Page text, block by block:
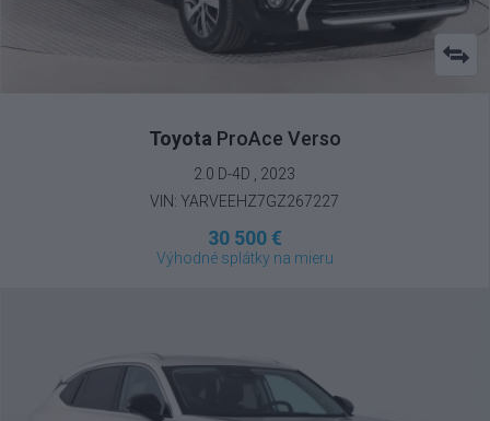
Toyota ProAce Verso
2.0 D-4D , 2023
VIN: YARVEEHZ7GZ267227
30 500 €
Výhodné splátky na mieru